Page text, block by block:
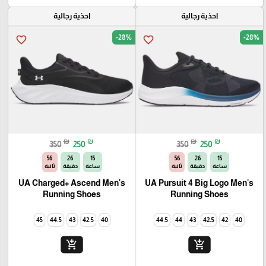
احذية رجالية
favorite_border -28%
350 ₪ 250 ₪
15
ساعة
26
دقيقة
54
ثانية
UA Pursuit 4 Big Logo Men's
Running Shoes
40
42
42.5
43
44
44.5
add_shopping_cart
احذية رجالية
favorite_border -28%
350 ₪ 250 ₪
15
ساعة
26
دقيقة
54
ثانية
UA Charged+ Ascend Men's
Running Shoes
40
42.5
43
44.5
45
add_shopping_cart